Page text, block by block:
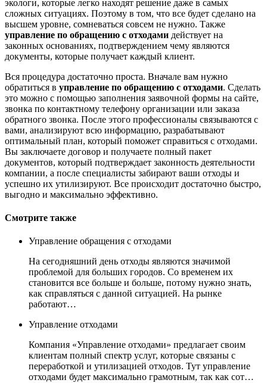
экологи, которые легко находят решение даже в самых
сложных ситуациях. Поэтому в том, что все будет сделано на
высшем уровне, сомневаться совсем не нужно. Также
управление по обращению с отходами действует на
законных основаниях, подтверждением чему являются
документы, которые получает каждый клиент.
Вся процедура достаточно проста. Вначале вам нужно
обратиться в управление по обращению с отходами. Сделать
это можно с помощью заполнения заявочной формы на сайте,
звонка по контактному телефону организации или заказа
обратного звонка. После этого профессионалы связываются с
вами, анализируют всю информацию, разрабатывают
оптимальный план, который поможет справиться с отходами.
Вы заключаете договор и получаете полный пакет
документов, который подтверждает законность деятельности
компании, а после специалисты забирают ваши отходы и
успешно их утилизируют. Все происходит достаточно быстро,
выгодно и максимально эффективно.
Смотрите также
Управление обращения с отходами
На сегодняшний день отходы являются значимой
проблемой для больших городов. Со временем их
становится все больше и больше, потому нужно знать,
как справляться с данной ситуацией. На рынке
работают…
Управление отходами
Компания «Управление отходами» предлагает своим
клиентам полный спектр услуг, которые связаны с
переработкой и утилизацией отходов. Тут управление
отходами будет максимально грамотным, так как сот…